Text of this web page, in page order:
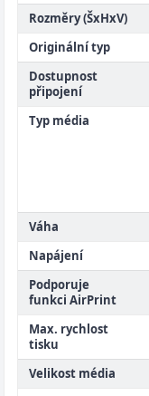
Rozměry (ŠxHxV)
Originální typ
Dostupnost
připojení
Typ média
Váha
Napájení
Podporuje
funkci AirPrint
Max. rychlost
tisku
Velikost média